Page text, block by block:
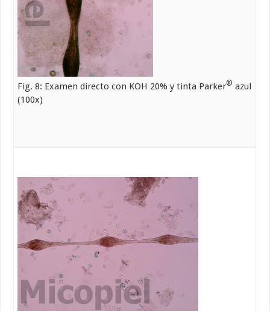
Fig. 8: Examen directo con KOH 20% y tinta Parker® azul
(100x)